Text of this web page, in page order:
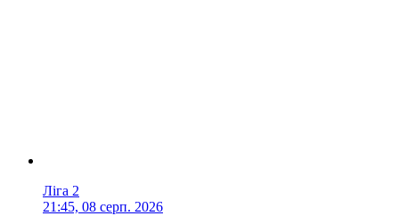
Ліга 2
21:45, 08 серп. 2026